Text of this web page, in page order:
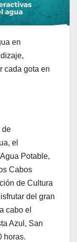
en
cada gota en
de
el
Potable,
Cabos
de Cultura
del gran
cabo el
Azul, San
horas.